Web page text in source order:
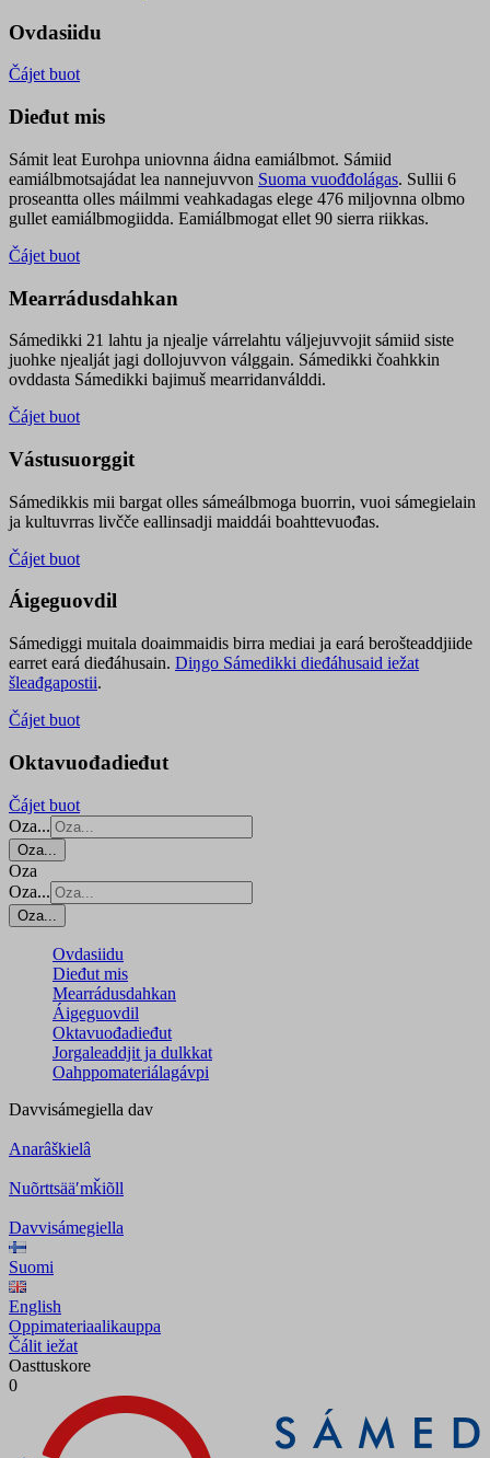
Ovdasiidu
Čájet buot
Dieđut mis
Sámit leat Eurohpa uniovnna áidna eamiálbmot. Sámiid
eamiálbmotsajádat lea nannejuvvon Suoma vuođđolágas. Sullii 6
proseantta olles máilmmi veahkadagas elege 476 miljovnna olbmo
gullet eamiálbmogiidda. Eamiálbmogat ellet 90 sierra riikkas.
Čájet buot
Mearrádusdahkan
Sámedikki 21 lahtu ja njealje várrelahtu váljejuvvojit sámiid siste
juohke njealját jagi dollojuvvon válggain. Sámedikki čoahkkin
ovddasta Sámedikki bajimuš mearridanválddi.
Čájet buot
Vástusuorggit
Sámedikkis mii bargat olles sámeálbmoga buorrin, vuoi sámegielain
ja kultuvrras livčče eallinsadji maiddái boahttevuođas.
Čájet buot
Áigeguovdil
Sámediggi muitala doaimmaidis birra mediai ja eará berošteaddjiide
earret eará dieđáhusain. Diŋgo Sámedikki dieđáhusaid iežat
šleađgapostii.
Čájet buot
Oktavuođadieđut
Čájet buot
Oza...
Oza...
Oza
Oza...
Oza...
Ovdasiidu
Dieđut mis
Mearrádusdahkan
Áigeguovdil
Oktavuođadieđut
Jorgaleaddjit ja dulkkat
Oahppomateriálagávpi
Davvisámegiella dav
Anarâškielâ
Nuõrttsääʹmǩiõll
Davvisámegiella
Suomi
English
Oppimateriaalikauppa
Čálit iežat
Oasttuskore
0